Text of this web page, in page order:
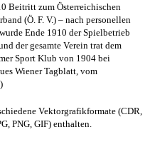
Beitritt zum Österreichischen
(Ö. F. V.) – nach personellen
Ende 1910 der Spielbetrieb
der gesamte Verein trat dem
Sport Klub von 1904 bei
Wiener Tagblatt, vom
Vektorgrafikformate (CDR,
PNG, GIF) enthalten.